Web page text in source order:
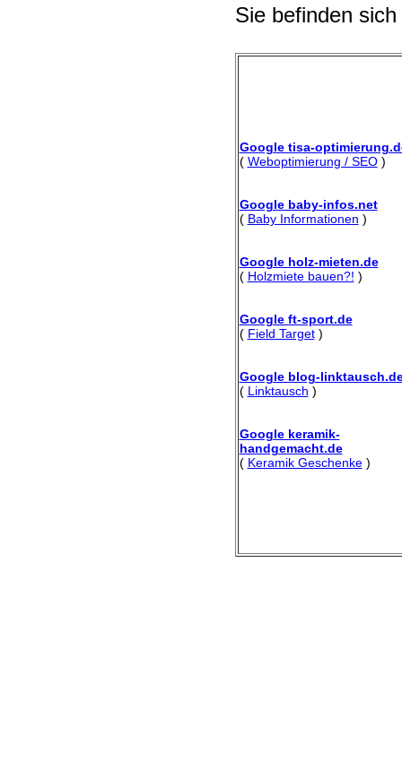
Sie befinden
Google tisa-
( Weboptimierung / SEO)
Google baby-infos.net
( Baby Informationen )
Google holz-mieten.de
( Holzmiete bauen?! )
Google ft-sport.de
( Field Target)
Google blog-
( Linktausch )
Google keramik-
handgemacht.de
( Keramik Geschenke)